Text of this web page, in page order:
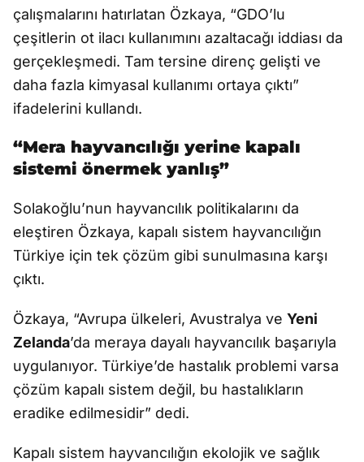
çalışmalarını hatırlatan Özkaya, “GDO’lu
çeşitlerin ot ilacı kullanımını azaltacağı iddiası da
gerçekleşmedi. Tam tersine direnç gelişti ve
daha fazla kimyasal kullanımı ortaya çıktı”
ifadelerini kullandı.
“Mera hayvancılığı yerine kapalı
sistemi önermek yanlış”
Solakoğlu’nun hayvancılık politikalarını da
eleştiren Özkaya, kapalı sistem hayvancılığın
Türkiye için tek çözüm gibi sunulmasına karşı
çıktı.
Özkaya, “Avrupa ülkeleri, Avustralya ve Yeni
Zelanda’da meraya dayalı hayvancılık başarıyla
uygulanıyor. Türkiye’de hastalık problemi varsa
çözüm kapalı sistem değil, bu hastalıkların
eradike edilmesidir” dedi.
Kapalı sistem hayvancılığın ekolojik ve sağlık